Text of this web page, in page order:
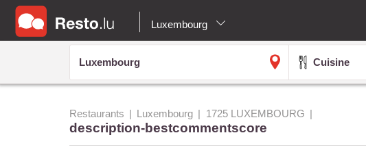
Luxembourg
Cuisine
Restaurants Luxembourg 1725 LUXEMBOURG
description-bestcommentscore